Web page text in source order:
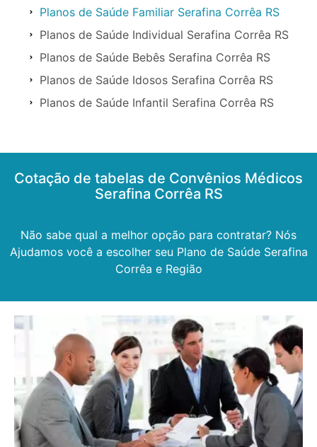
Planos de Saúde Familiar Serafina Corrêa RS
Planos de Saúde Individual Serafina Corrêa RS
Planos de Saúde Bebês Serafina Corrêa RS
Planos de Saúde Idosos Serafina Corrêa RS
Planos de Saúde Infantil Serafina Corrêa RS
Cotação de tabelas de Convênios Médicos
Serafina Corrêa RS
Não sabe qual a melhor opção para contratar? Nós
Ajudamos você a escolher seu Plano de Saúde Serafina
Corrêa e Região